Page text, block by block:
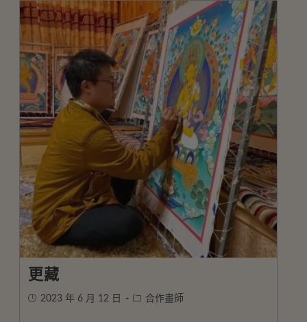
更藏
2023 年 6 月 12 日 合作畫師